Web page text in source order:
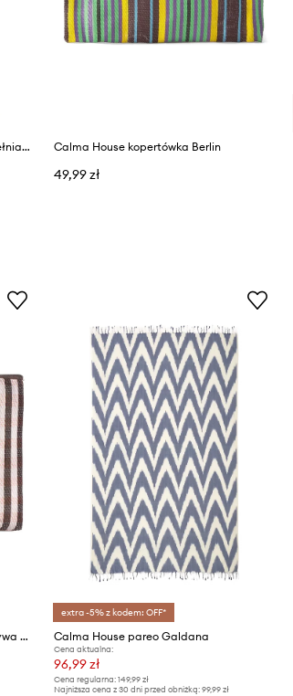
Calma House ręcznik plażowy bawełniany 100 x 180 cm Calma House kopertówka Berlin
49,99 zł
Calma House kosmetyczka z tworzywa sztucznego 24 x 18 cm
extra -5% z kodem: OFF*
Calma House pareo Galdana
Cena aktualna:
96,99 zł
Cena regularna: 149,99 zł
Najniższa cena z 30 dni przed obniżką: 99,99 zł